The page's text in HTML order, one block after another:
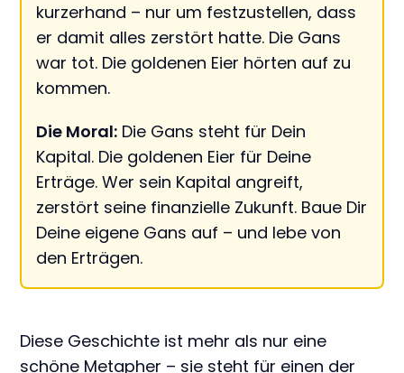
kurzerhand – nur um festzustellen, dass
er damit alles zerstört hatte. Die Gans
war tot. Die goldenen Eier hörten auf zu
kommen.
Die Moral: Die Gans steht für Dein
Kapital. Die goldenen Eier für Deine
Erträge. Wer sein Kapital angreift,
zerstört seine finanzielle Zukunft. Baue Dir
Deine eigene Gans auf – und lebe von
den Erträgen.
Diese Geschichte ist mehr als nur eine
schöne Metapher – sie steht für einen der